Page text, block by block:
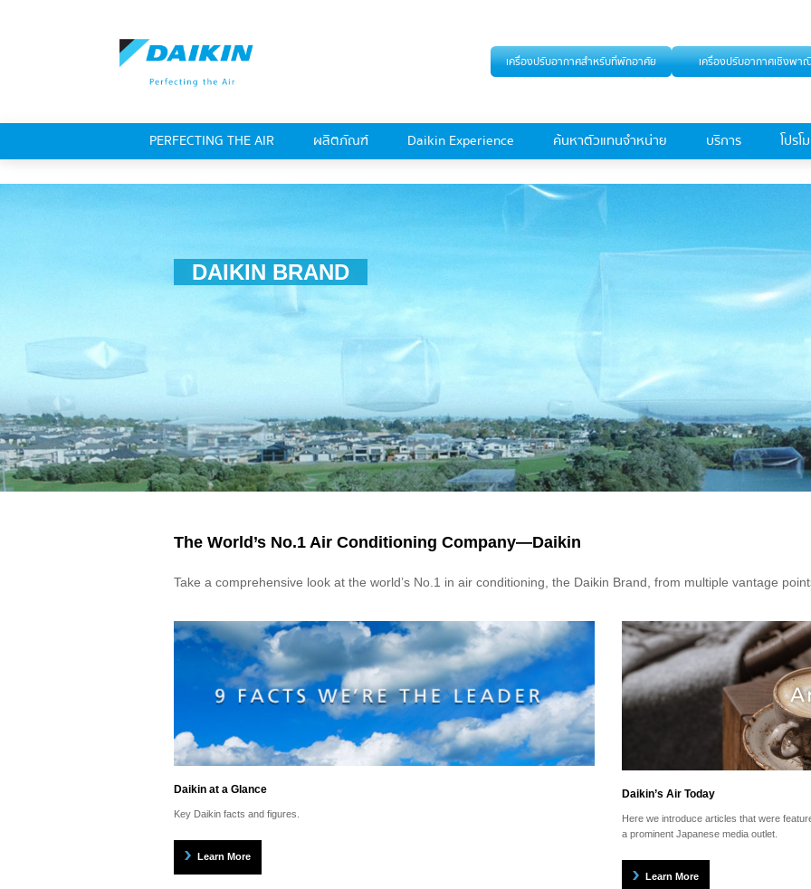
เครื่องปรับอากาศสำหรับที่พักอาศัย เครื่องปรับอากาศเชิงพา
PERFECTING THE AIR ผลิตภัณฑ์ Daikin Experience ค้นหาตัวแทนจำหน่าย บริการ โปรโ
DAIKIN BRAND
The World’s No.1 Air Conditioning Company—Daikin
Take a comprehensive look at the world’s No.1 in air conditioning, the Daikin Brand, from multiple vantage
Daikin at a Glance
Key Daikin facts and figures.
Learn More
Daikin’s Air Today
Here we introduce articles that were
a prominent Japanese media outlet.
Learn More